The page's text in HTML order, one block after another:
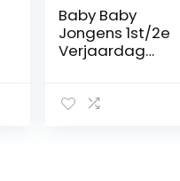
Baby Baby
Jongens 1st/2e
Verjaardag
Formele Heren